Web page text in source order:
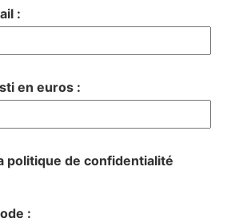
:
en euros :
politique de confidentialité
: